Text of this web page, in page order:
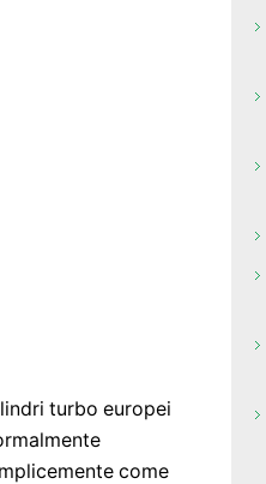
turbo europei
come